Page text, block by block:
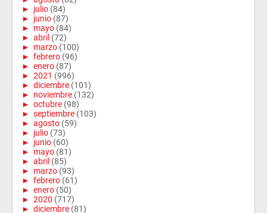
► julio (84)
► junio (87)
► mayo (84)
► abril (72)
► marzo (100)
► febrero (96)
► enero (87)
► 2021 (996)
► diciembre (101)
► noviembre (132)
► octubre (98)
► septiembre (103)
► agosto (59)
► julio (73)
► junio (60)
► mayo (81)
► abril (85)
► marzo (93)
► febrero (61)
► enero (50)
► 2020 (717)
► diciembre (81)